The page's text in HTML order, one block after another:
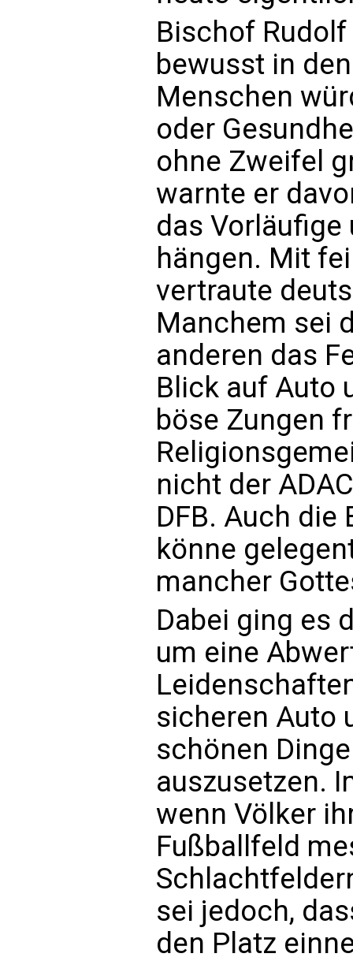
Bischof
bewusst in
Menschen
oder
ohne Zweifel
warnte er
das Vorläufige
hängen. Mit
vertraute
Manchem sei
anderen das
Blick auf Auto
böse Zungen
nicht der
DFB. Auch
könne
mancher
Dabei ging es
um eine
sicheren Auto
schönen
auszusetzen.
wenn Völker
Fußballfeld
sei jedoch,
den Platz